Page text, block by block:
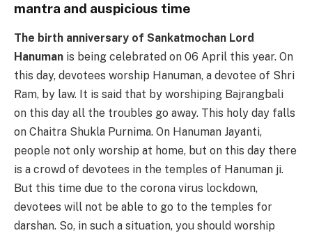
mantra and auspicious time
The birth anniversary of Sankatmochan Lord
Hanuman is being celebrated on 06 April this year. On
this day, devotees worship Hanuman, a devotee of Shri
Ram, by law. It is said that by worshiping Bajrangbali
on this day all the troubles go away. This holy day falls
on Chaitra Shukla Purnima. On Hanuman Jayanti,
people not only worship at home, but on this day there
is a crowd of devotees in the temples of Hanuman ji.
But this time due to the corona virus lockdown,
devotees will not be able to go to the temples for
darshan. So, in such a situation, you should worship